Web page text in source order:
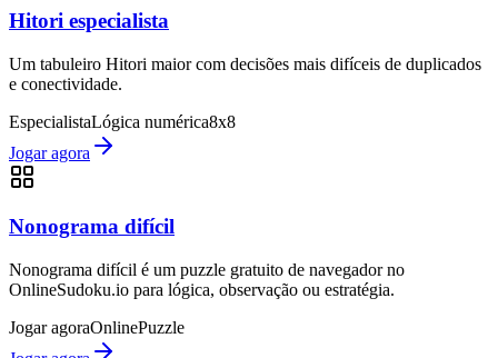
Hitori especialista
Um tabuleiro Hitori maior com decisões mais difíceis de duplicados
e conectividade.
EspecialistaLógica numérica8x8
Jogar agora
Nonograma difícil
Nonograma difícil é um puzzle gratuito de navegador no
OnlineSudoku.io para lógica, observação ou estratégia.
Jogar agoraOnlinePuzzle